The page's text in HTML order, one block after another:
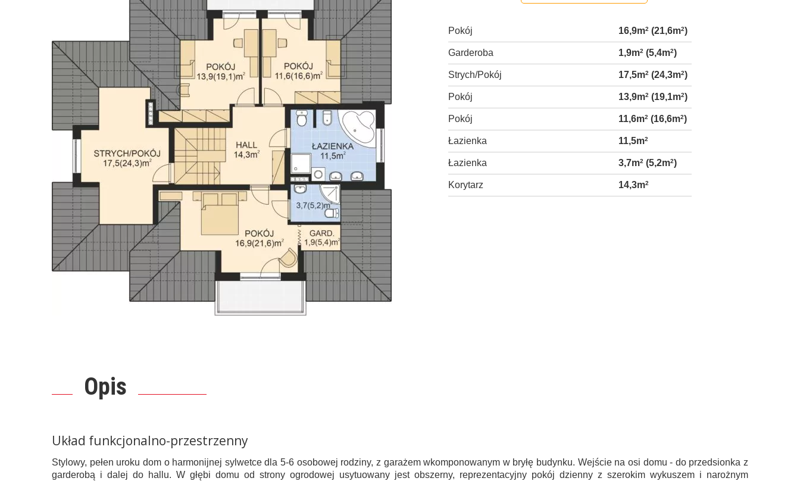
Pokój 16,9m2 (21,6m2)
Garderoba 1,9m2 (5,4m2)
Strych/Pokój 17,5m2 (24,3m2)
Pokój 13,9m2 (19,1m2)
Pokój 11,6m2 (16,6m2)
Łazienka 11,5m2
Łazienka 3,7m2 (5,2m2)
Korytarz 14,3m2
Opis
Układ funkcjonalno-przestrzenny
Stylowy, pełen uroku dom o harmonijnej sylwetce dla 5-6 osobowej rodziny, z garażem wkomponowanym w bryłę budynku. Wejście na osi domu - do przedsionka z
garderobą i dalej do hallu. W głębi domu od strony ogrodowej usytuowany jest obszerny, reprezentacyjny pokój dzienny z szerokim wykuszem i narożnym